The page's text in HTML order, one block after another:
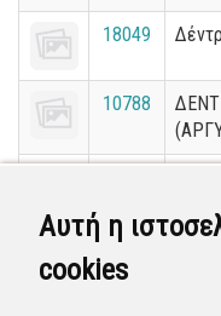
Αυτή η
cookies
18049
10788
17949